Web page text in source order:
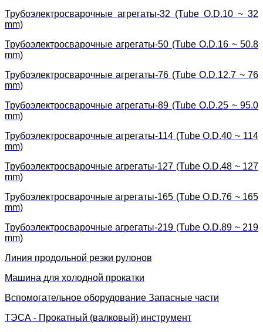
Трубоэлектросварочные агрегаты-32 (Tube O.D.10 ~ 32
mm)
Трубоэлектросварочные агрегаты-50 (Tube O.D.16 ~ 50.8
mm)
Трубоэлектросварочные агрегаты-76 (Tube O.D.12.7 ~ 76
mm)
Трубоэлектросварочные агрегаты-89 (Tube O.D.25 ~ 95.0
mm)
Трубоэлектросварочные агрегаты-114 (Tube O.D.40 ~ 114
mm)
Трубоэлектросварочные агрегаты-127 (Tube O.D.48 ~ 127
mm)
Трубоэлектросварочные агрегаты-165 (Tube O.D.76 ~ 165
mm)
Трубоэлектросварочные агрегаты-219 (Tube O.D.89 ~ 219
mm)
Линия продольной резки рулонов
Машина для холодной прокатки
Вспомогательное оборудование Запасные части
ТЭСА - Прокатный (валковый) инструмент